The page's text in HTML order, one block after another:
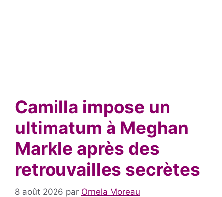
Camilla impose un
ultimatum à Meghan
Markle après des
retrouvailles secrètes
8 août 2026 par Ornela Moreau